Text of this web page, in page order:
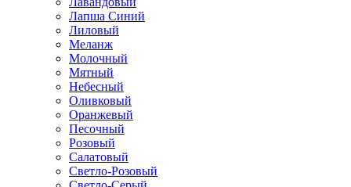
Лапша Синий
Лиловый
Меланж
Молочный
Мятный
Небесный
Оливковый
Оранжевый
Песочный
Розовый
Салатовый
Светло-Розовый